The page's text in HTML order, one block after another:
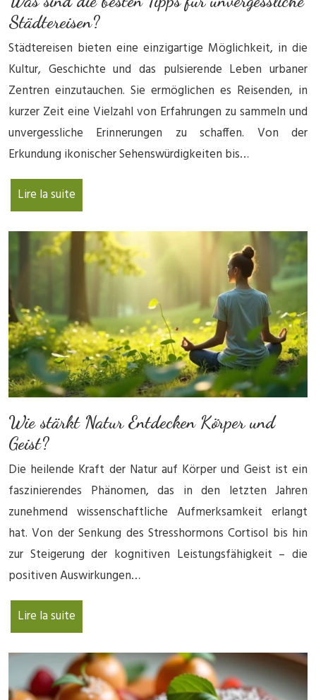
Städtereisen?
Städtereisen bieten eine einzigartige Möglichkeit, in die
Kultur, Geschichte und das pulsierende Leben urbaner
Zentren einzutauchen. Sie ermöglichen es Reisenden, in
kurzer Zeit eine Vielzahl von Erfahrungen zu sammeln und
unvergessliche Erinnerungen zu schaffen. Von der
Erkundung ikonischer Sehenswürdigkeiten bis…
Lire la suite
Wie stärkt Natur Entdecken Körper und
Geist?
Die heilende Kraft der Natur auf Körper und Geist ist ein
faszinierendes Phänomen, das in den letzten Jahren
zunehmend wissenschaftliche Aufmerksamkeit erlangt
hat. Von der Senkung des Stresshormons Cortisol bis hin
zur Steigerung der kognitiven Leistungsfähigkeit – die
positiven Auswirkungen…
Lire la suite